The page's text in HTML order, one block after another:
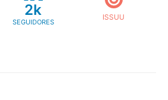
2k
SEGUIDORES